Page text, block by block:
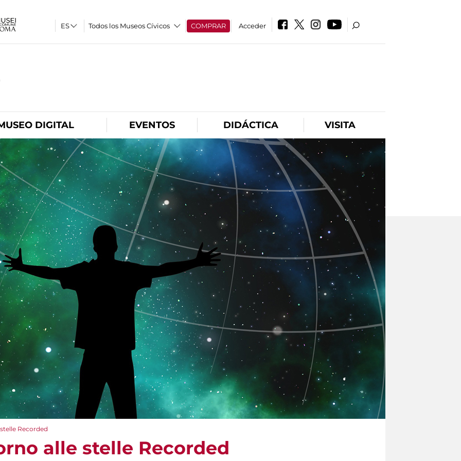
Todos los Museos Cívicos COMPRAR Acceder
DIGITAL EVENTOS DIDÁCTICA VISITA
Recorded
alle stelle Recorded